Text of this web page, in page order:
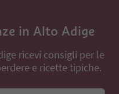
in Alto Adige
ricevi consigli per le
e ricette tipiche.